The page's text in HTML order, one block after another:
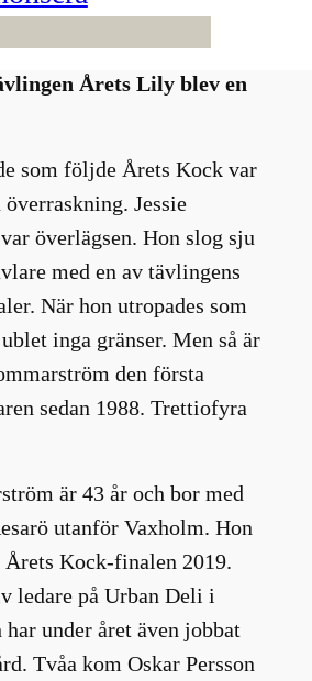
vinnare: en kvinna. Inte
att årets bästa
Årets Lily blev en
som följde Årets Kock var
Jessie
överlägsen. Hon slog sju
med en av tävlingens
När hon utropades som
inga gränser. Men så är
den första
sedan 1988. Trettiofyra
är 43 år och bor med
utanför Vaxholm. Hon
Årets Kock-finalen 2019.
ledare på Urban Deli i
under året även jobbat
Tvåa kom Oskar Persson